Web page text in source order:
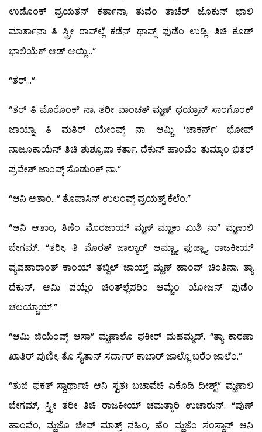
ಉಡೊಂಕ್ ಪ್ರಯತನ್ ಕರ್ತಾನಾ, ತುವೆಂ ತಾಚೆರ್ ಜೊಕುನ್ ಭಾಲಿ
ಮಾರ್ತಾನಾ ತಿ ಸ್ತ್ರೀ ರಾವ್‍ಲ್ಲೆ ಕಡೆನ್ ಥಾವ್ನ್ ಫುಡೆಂ ಉಡ್ಲಿ. ತಿಚಿ ಕೂಡ್
ಭಾಲಿಯೆಕ್ ಆಡ್ ಆಯ್ಲಿ…”
“ತರ್…”
“ತರ್ ತಿ ಮೊರೊಂಕ್ ನಾ, ತರೀ ವಾಂಚತ್ ಮ್ಹಣ್ ಧಯ್ರಾನ್ ಸಾಂಗೊಂಕ್
ಜಾಯ್ನಾ. ತಿ ಮತಿರ್ ಯೇಂವ್ಕ್ ನಾ. ಆಮ್ಚಿ ‘ಚಾಕರ್ನ್’ ಭೋವ್
ನಾಜೂಕಾಯೆನ್ ತಿಚಿ ಶುಶ್ರೂಷಾ ಕರ್ತಾ. ದೆಕುನ್ ಹಾಂವೆಂ ತುಮ್ಕಾಂ ಭಿತರ್
ಪ್ರವೇಶ್ ಜಾಂವ್ಕ್ ಸೊಡುಂಕ್ ನಾ.”
“ಆನಿ ಆತಾಂ…” ತೊಪಾಸಿನ್ ಉಲಂವ್ಕ್ ಪ್ರಯತ್ನ್ ಕೆಲೆಂ.”
“ಆನಿ ಆತಾಂ, ತಿಣೆಂ ಮೊರಜಾಯ್ ಮ್ಹಣ್ ಮ್ಹಾಕಾ ಖುಶಿ ನಾ” ಮ್ಹಣಾಲಿ
ಬೇಗಮ್. “ತರೀ, ತಿ ಮೊರತ್ ಜಾಲ್ಯಾರ್ ಆಮ್ಚ್ಯಾ ಫುಡ್ಲ್ಯಾ ರಾಜಕೀಯ್
ವ್ಯವಹಾರಾಂತ್ ಕಾಂಯ್ ತಬ್ದಿಲ್ ಜಾಯ್ತ್ ಮ್ಹಣ್ ಹಾಂವ್ ಚಿಂತಿನಾ. ತ್ಯಾ
ದೆಕುನ್, ಆಮಿ ಪಯ್ಲೆಂ ಚಿಂತ್‍ಲ್ಲೆಪರಿಂ ಆಮ್ಚೆಂ ಯೋಜನ್ ಫುಡೆಂ
ಚಲಯ್ಜಾಯ್.”
“ಆಮಿ ಜಿಯೆಂವ್ಕ್ ಆಸಾ” ಮ್ಹಣಾಲೊ ಫಕೀರ್ ಮಹಮ್ಮದ್. “ತ್ಯಾ ಕಾರಣಾ
ಖಾತಿರ್ ಪುಣೀ, ತೊ ಸೈತಾನ್ ಸರ್ದಾರ್ ಕಾಬಾರ್ ಜಾಲ್ಲೊ ಬರೆಂ ಜಾಲೆಂ.”
“ತುಜಿ ಫಕತ್ ಸ್ವಾರ್ಥಾಚಿ ಆನಿ ಸ್ವತಃ ಬಚಾವೆಚಿ ಎಕೊಡಿ ದೀಶ್ಟ್” ಮ್ಹಣಾಲಿ
ಬೇಗಮ್, ಸ್ತ್ರೀ ತರೀ ತಿಚಿ ರಾಜಕೀಯ್ ಚಮತ್ಕಾರಿ ಉಚಾರುನ್. “ಪುಣ್
ಹಾಂವೆಂ, ಮ್ಹಜೊ ಜೀವ್ ಮಾತ್ರ್ ನಹಿಂ, ಹೆಂ ಮ್ಹಜೆಂ ಸಂಸ್ಥಾನ್ ಆನಿ